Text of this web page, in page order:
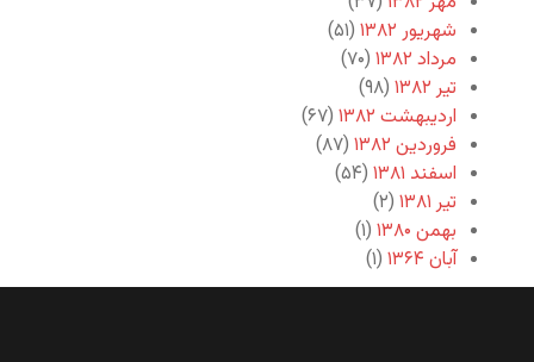
شهریور ۱۳۸۲
(۵۱)
مرداد ۱۳۸۲
(۷۰)
تیر ۱۳۸۲
(۹۸)
اردیبهشت ۱۳۸۲
(۶۷)
فروردین ۱۳۸۲
(۸۷)
اسفند ۱۳۸۱
(۵۴)
تیر ۱۳۸۱
(۲)
بهمن ۱۳۸۰
(۱)
آبان ۱۳۶۴
(۱)